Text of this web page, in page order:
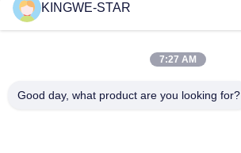
KINGWE-STAR
7:27 AM
Good day, what product are you looking for?